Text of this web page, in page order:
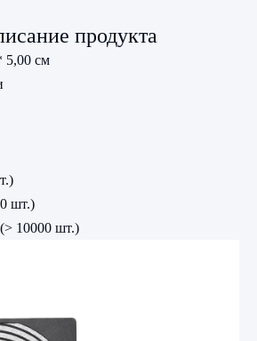
5,00 см
шт.)
10000 шт.)
продукта